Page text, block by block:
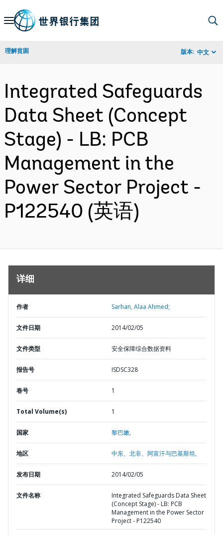
Skip
Navigation
理解贫困 版本: 中文
Integrated Safeguards
Data Sheet (Concept
Stage) - LB: PCB
Management in the
Power Sector Project -
P122540 (英语)
详细
作者 Sarhan, Alaa Ahmed;
文件日期 2014/02/05
文件类型 安全保障综合数据资料
报告号 ISDSC328
卷号 1
Total Volume(s) 1
国家 黎巴嫩,
地区 中东、北非、阿富汗与巴基斯坦,
发布日期 2014/02/05
文件名称
Integrated Safeguards Data Sheet
(Concept Stage) - LB: PCB
Management in the Power Sector
Project - P122540